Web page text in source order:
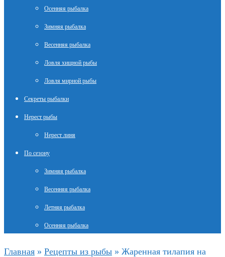
Осенняя рыбалка
Зимняя рыбалка
Весенняя рыбалка
Ловля хищной рыбы
Ловля мирной рыбы
Секреты рыбалки
Нерест рыбы
Нерест линя
По сезону
Зимняя рыбалка
Весенняя рыбалка
Летняя рыбалка
Осенняя рыбалка
Главная » Рецепты из рыбы » Жаренная тилапия на